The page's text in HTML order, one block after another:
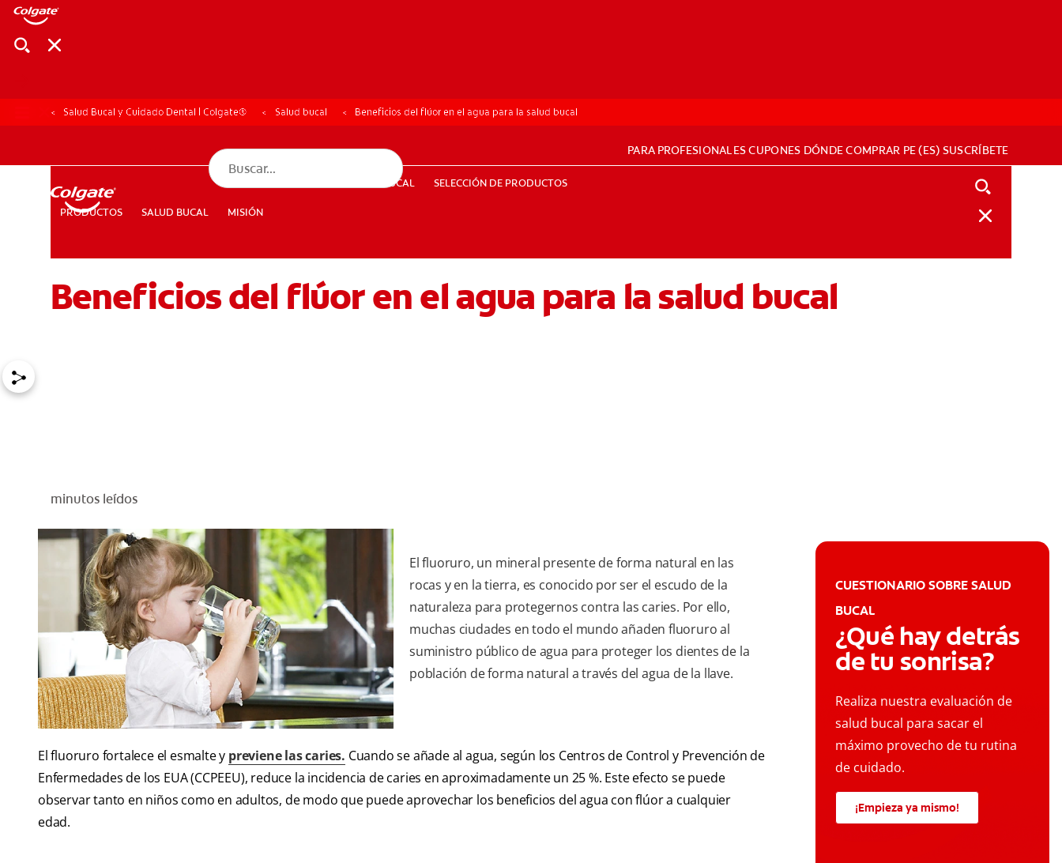
PRODUCTOS
CHEQUEO DE SALUD BUCAL
PARA PROFESIONALES CUPONES DÓNDE COMPRAR PE (ES) SUSCRÍBETE
PARA PROFESIONALESCUPONES DÓNDE COMPRAR PE (ES) SUSCRÍBETE
PRODUCTOS SALUD BUCAL MISIÓN
CHEQUEO DE SALUD BUCAL SELECCIÓN DE PRODUCTOS
Salud Bucal y Cuidado Dental | Colgate® Salud bucal Beneficios del flúor en el agua para la salud bucal
Beneficios del flúor en el agua para la salud bucal
minutos leídos
El fluoruro, un mineral presente de forma natural en las
rocas y en la tierra, es conocido por ser el escudo de la
naturaleza para protegernos contra las caries. Por ello,
muchas ciudades en todo el mundo añaden fluoruro al
suministro público de agua para proteger los dientes de la
población de forma natural a través del agua de la llave.
El fluoruro fortalece el esmalte y previene las caries. Cuando se añade al agua, según los Centros de Control y Prevención de
Enfermedades de los EUA (CCPEEU), reduce la incidencia de caries en aproximadamente un 25 %. Este efecto se puede
observar tanto en niños como en adultos, de modo que puede aprovechar los beneficios del agua con flúor a cualquier
edad.
CUESTIONARIO SOBRE SALUD
BUCAL
¿Qué hay detrás
de tu sonrisa?
Realiza nuestra evaluación de
salud bucal para sacar el
máximo provecho de tu rutina
de cuidado.
¡Empieza ya mismo!